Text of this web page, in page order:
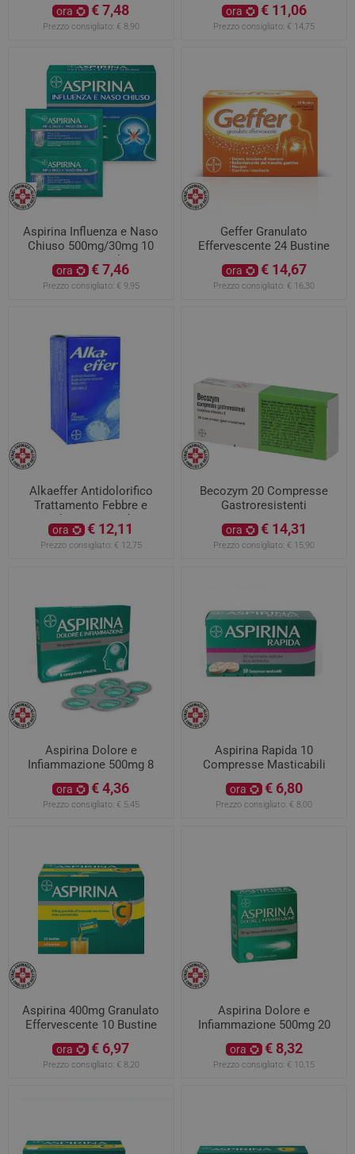
ora € 7,48
Prezzo consigliato: € 8,90
ora € 11,06
Prezzo consigliato: € 14,75
Aspirina Influenza e Naso
Chiuso 500mg/30mg 10
Bustine Granulato
ora € 7,46
Prezzo consigliato: € 9,95
Geffer Granulato
Effervescente 24 Bustine
ora € 14,67
Prezzo consigliato: € 16,30
Alkaeffer Antidolorifico
Trattamento Febbre e
Dolore con Acido
Acetilsalicilico 20
Compresse Effervescenti
ora € 12,11
Prezzo consigliato: € 12,75
Becozym 20 Compresse
Gastroresistenti
ora € 14,31
Prezzo consigliato: € 15,90
Aspirina Dolore e
Infiammazione 500mg 8
ora € 4,36
Prezzo consigliato: € 5,45
Aspirina Rapida 10
Compresse Masticabili
ora € 6,80
Prezzo consigliato: € 8,00
Aspirina 400mg Granulato
Effervescente 10 Bustine
ora € 6,97
Prezzo consigliato: € 8,20
Aspirina Dolore e
Infiammazione 500mg 20
ora € 8,32
Prezzo consigliato: € 10,15